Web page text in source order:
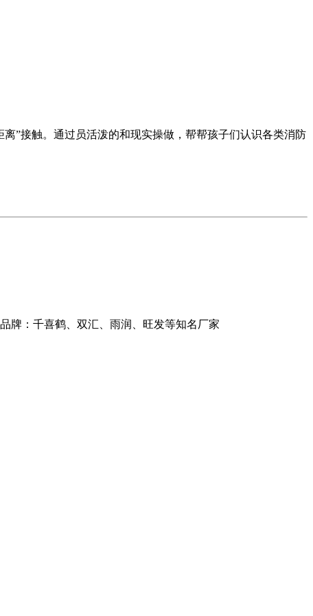
”接触。通过员活泼的和现实操做，帮帮孩子们认识各类消防
牌：千喜鹤、双汇、雨润、旺发等知名厂家